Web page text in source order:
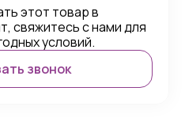
этот товар в
свяжитесь с нами для
условий.
звонок